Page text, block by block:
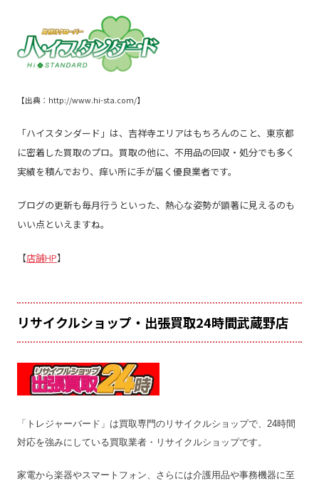
【出典： http://www.hi-sta.com/】
「ハイスタンダード」は、吉祥寺エリアはもちろんのこと、東京都
に密着した買取のプロ。買取の他に、不用品の回収・処分でも多く
実績を積んでおり、痒い所に手が届く優良業者です。
ブログの更新も毎月行うといった、熱心な姿勢が顕著に見えるのも
いい点といえますね。
【店舗HP】
リサイクルショップ・出張買取24時間武蔵野店
「トレジャーバード」は買取専門のリサイクルショップで、24時間
対応を強みにしている買取業者・リサイクルショップです。
家電から楽器やスマートフォン、さらには介護用品や事務機器に至